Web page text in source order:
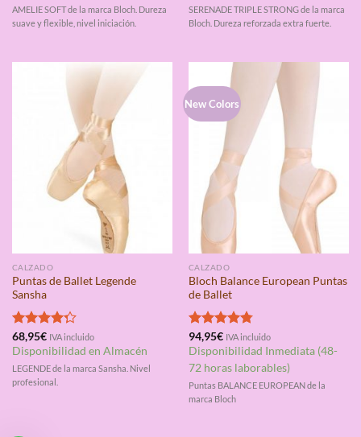
AMELIE SOFT de la marca Bloch. Dureza
suave y flexible, nivel iniciación.
SERENADE TRIPLE STRONG de la marca
Bloch. Dureza reforzada extra fuerte.
CALZADO
Puntas de Ballet Legende
Sansha
Valorado
con4.25
68,95€ IVA incluido
Disponibilidad en Almacén
LEGENDE de la marca Sansha. Nivel
profesional.
New Colors
CALZADO
Bloch Balance European Puntas
de Ballet
Valorado
con4.75
de 5
94,95€ IVA incluido
Disponibilidad Inmediata (48-
72 horas laborables)
Puntas BALANCE EUROPEAN de la
marca Bloch